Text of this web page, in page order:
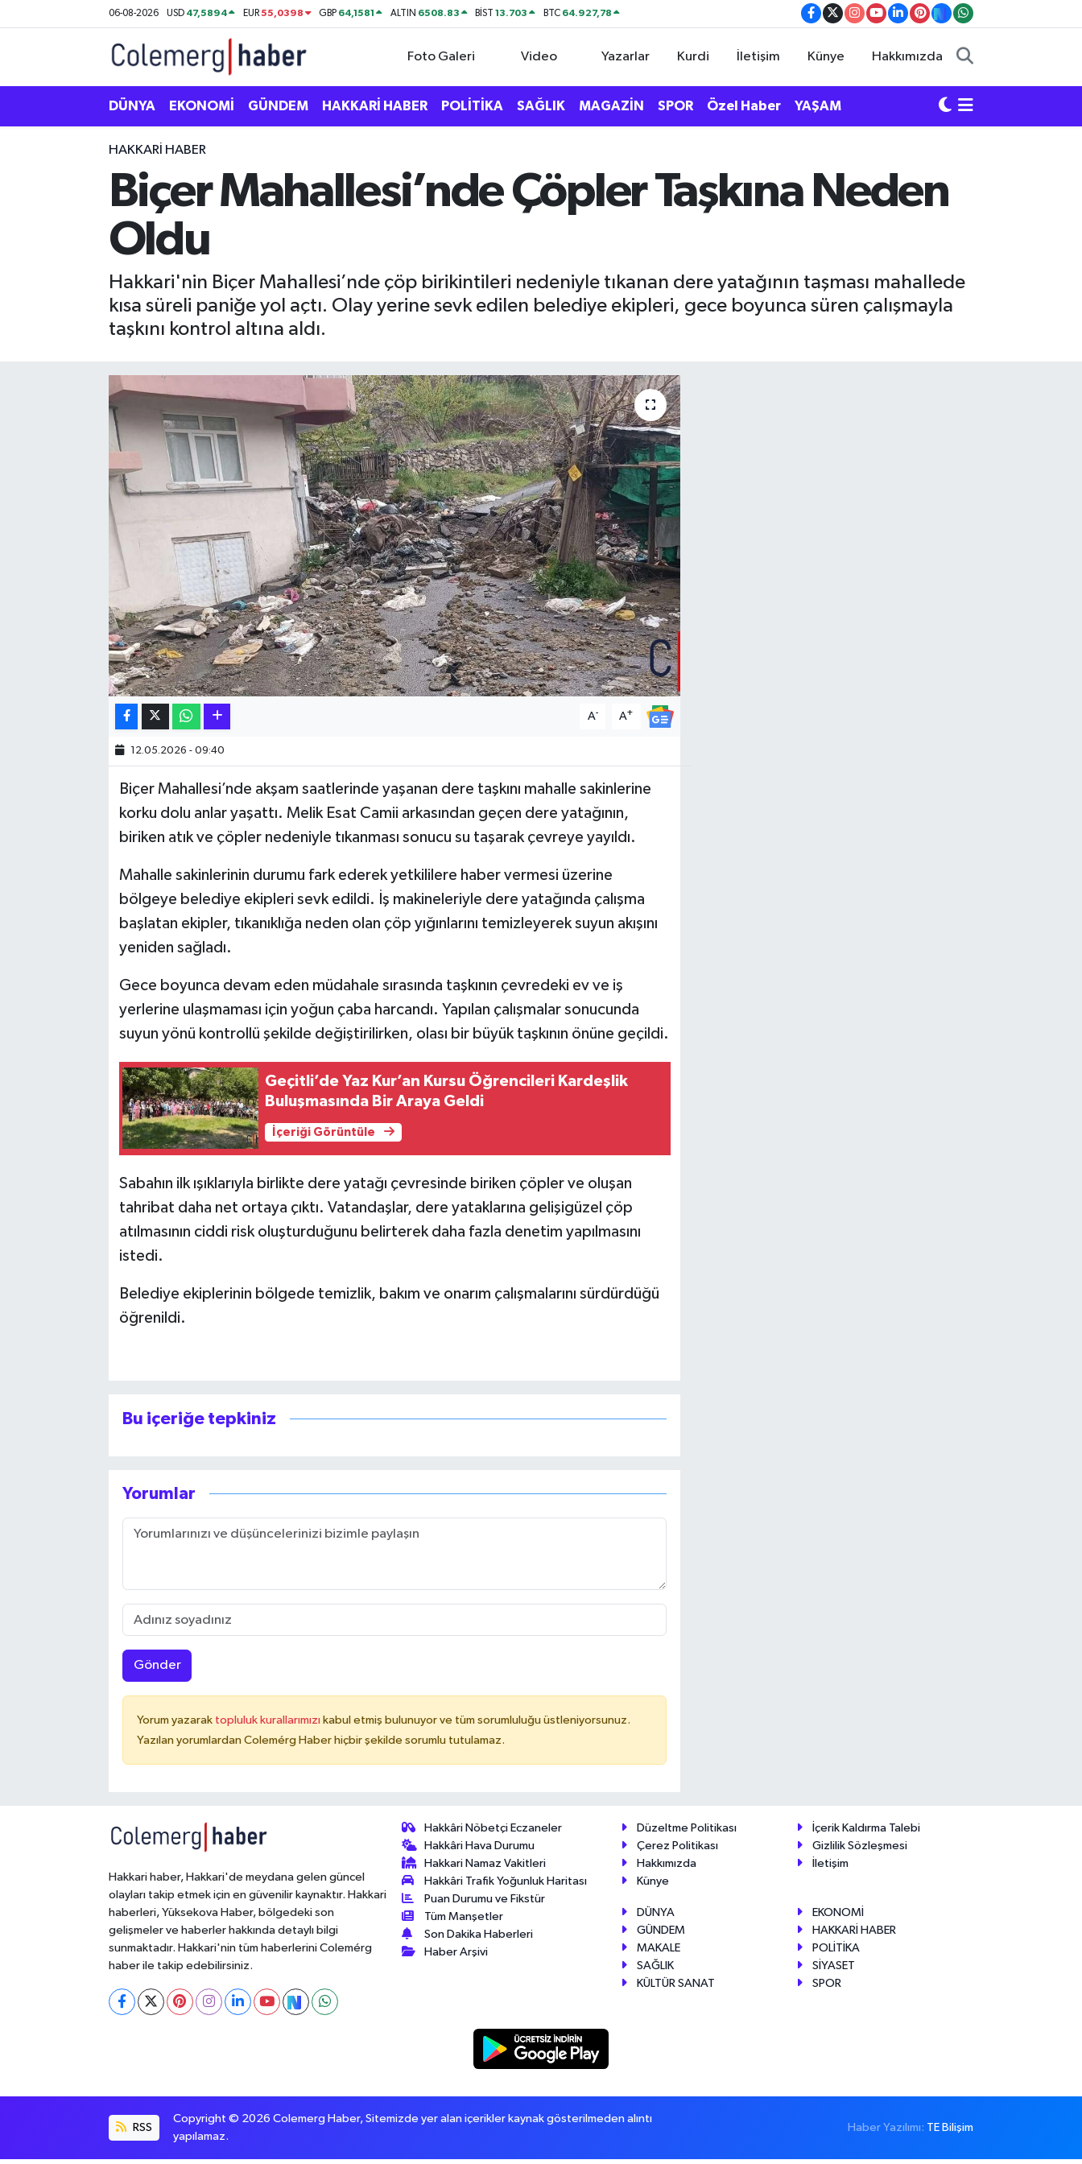
06-08-2026 USD 47,5894 EUR55,0398 GBP 64,1581 ALTIN 6508.83 BİST13.703 BTC 64.927,78
Foto Galeri Video Yazarlar Kurdi İletişim Künye Hakkımızda
DÜNYA EKONOMİ GÜNDEM HAKKARİ HABER POLİTİKA SAĞLIK MAGAZİN SPOR Özel Haber YAŞAM
HAKKARI HABER
Biçer Mahallesi’nde Çöpler Taşkına Neden
Oldu
Hakkari'nin Biçer Mahallesi’nde çöp birikintileri nedeniyle tıkanan dere yatağının taşması mahallede
kısa süreli paniğe yol açtı. Olay yerine sevk edilen belediye ekipleri, gece boyunca süren çalışmayla
taşkını kontrol altına aldı.
A- A+
12.05.2026 - 09:40
Biçer Mahallesi’nde akşam saatlerinde yaşanan dere taşkını mahalle sakinlerine
korku dolu anlar yaşattı. Melik Esat Camii arkasından geçen dere yatağının,
biriken atık ve çöpler nedeniyle tıkanması sonucu su taşarak çevreye yayıldı.
Mahalle sakinlerinin durumu fark ederek yetkililere haber vermesi üzerine
bölgeye belediye ekipleri sevk edildi. İş makineleriyle dere yatağında çalışma
başlatan ekipler, tıkanıklığa neden olan çöp yığınlarını temizleyerek suyun akışını
yeniden sağladı.
Gece boyunca devam eden müdahale sırasında taşkının çevredeki ev ve iş
yerlerine ulaşmaması için yoğun çaba harcandı. Yapılan çalışmalar sonucunda
suyun yönü kontrollü şekilde değiştirilirken, olası bir büyük taşkının önüne geçildi.
Geçitli’de Yaz Kur’an Kursu Öğrencileri Kardeşlik
Buluşmasında Bir Araya Geldi
İçeriği Görüntüle
Sabahın ilk ışıklarıyla birlikte dere yatağı çevresinde biriken çöpler ve oluşan
tahribat daha net ortaya çıktı. Vatandaşlar, dere yataklarına gelişigüzel çöp
atılmasının ciddi risk oluşturduğunu belirterek daha fazla denetim yapılmasını
istedi.
Belediye ekiplerinin bölgede temizlik, bakım ve onarım çalışmalarını sürdürdüğü
öğrenildi.
Bu içeriğe tepkiniz
Yorumlar
Gönder
Yorum yazarak topluluk kurallarımızı kabul etmiş bulunuyor ve tüm sorumluluğu üstleniyorsunuz.
Yazılan yorumlardan Colemérg Haber hiçbir şekilde sorumlu tutulamaz.
Hakkari haber, Hakkari'de meydana gelen güncel
olayları takip etmek için en güvenilir kaynaktır. Hakkari
haberleri, Yüksekova Haber, bölgedeki son
gelişmeler ve haberler hakkında detaylı bilgi
sunmaktadır. Hakkari'nin tüm haberlerini Colemérg
haber ile takip edebilirsiniz.
Hakkâri Nöbetçi Eczaneler
Hakkâri Hava Durumu
Hakkari Namaz Vakitleri
Hakkâri Trafik Yoğunluk Haritası
Puan Durumu ve Fikstür
Tüm Manşetler
Son Dakika Haberleri
Haber Arşivi
Düzeltme Politikası
İçerik Kaldırma Talebi
Çerez Politikası
Gizlilik Sözleşmesi
Hakkımızda
İletişim
Künye
DÜNYA
EKONOMİ
GÜNDEM
HAKKARİ HABER
MAKALE
POLİTİKA
SAĞLIK
SİYASET
KÜLTÜR SANAT
SPOR
RSS
Copyright © 2026 Colemerg Haber, Sitemizde yer alan içerikler kaynak gösterilmeden alıntı
yapılamaz.
Haber Yazılımı: TE Bilişim
Hakkari Haber
İLGİNÇ HABERLER
KÜLTÜR SANAT
Hakkâri Nöbetçi Eczaneler
Hakkâri Hava Durumu
Hakkari Namaz Vakitleri
Hakkâri Trafik Yoğunluk Haritası
Süper Lig Puan Durumu ve Fikstür
Son Dakika Haberleri